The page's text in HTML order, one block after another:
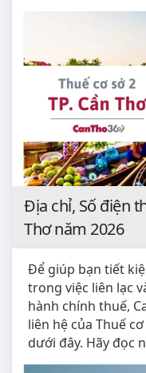
Địa chỉ, Số điện
Thơ năm 2026
Để giúp bạn tiết
trong việc liên lạc
hành chính thuế,
liên hệ của Thuế
dưới đây. Hãy đọc